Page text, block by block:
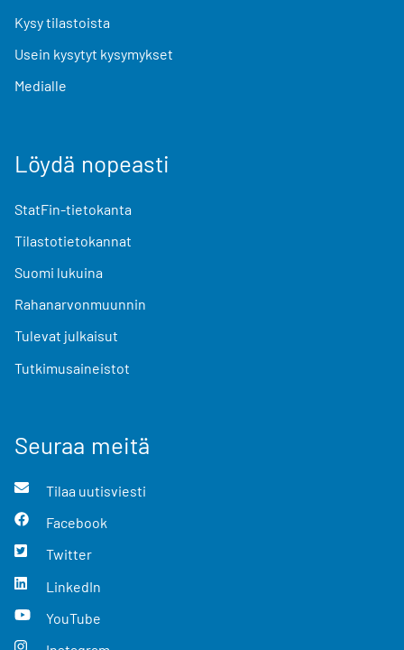
Kysy tilastoista
Usein kysytyt kysymykset
Medialle
Löydä nopeasti
StatFin-tietokanta
Tilastotietokannat
Suomi lukuina
Rahanarvonmuunnin
Tulevat julkaisut
Tutkimusaineistot
Seuraa meitä
Tilaa uutisviesti
Facebook
Twitter
LinkedIn
YouTube